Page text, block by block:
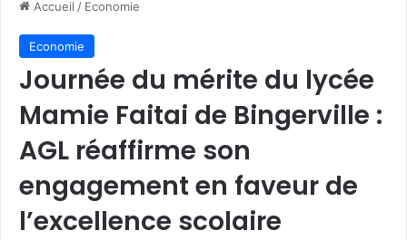
Accueil / Economie
Economie
Journée du mérite du lycée
Mamie Faitai de Bingerville :
AGL réaffirme son
engagement en faveur de
l’excellence scolaire